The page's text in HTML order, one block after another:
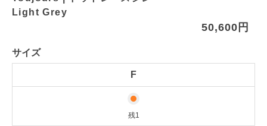
Light Grey
50,600円
サイズ
F
残1